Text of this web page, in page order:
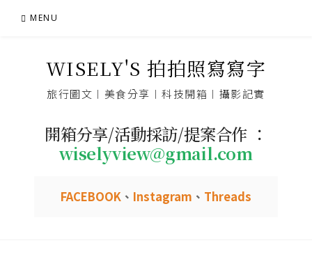
MENU
WISELY'S 拍拍照寫寫字
旅行圖文︱美食分享︱科技開箱︱攝影記實
開箱分享/活動採訪/提案合作 ：
wiselyview@gmail.com
FACEBOOK 、 Instagram 、 Threads